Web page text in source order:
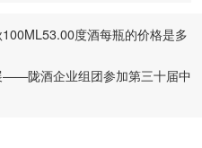
度酒每瓶的价格是多
——陇酒企业组团参加第三十届中